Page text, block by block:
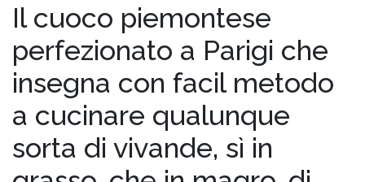
Il cuoco piemontese
perfezionato a Parigi che
insegna con facil metodo
a cucinare qualunque
sorta di vivande, sì in